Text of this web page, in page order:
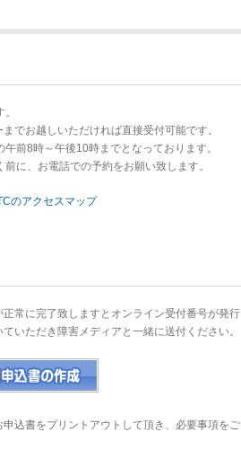
でお越しいただければ直接受付可能です。
前8時～午後10時までとなっております。
に、お電話での予約をお願い致します。
のアクセスマップ
常に完了致しますとオンライン受付番号が発行
いただき障害メディアと一緒に送付ください。
込書をプリントアウトして頂き、必要事項をご